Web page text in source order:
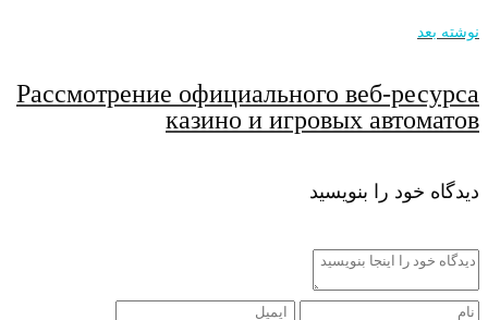
نوشته بعد
Рассмотрение официального веб-ресурса
казино и игровых автоматов
دیدگاه خود را بنویسید